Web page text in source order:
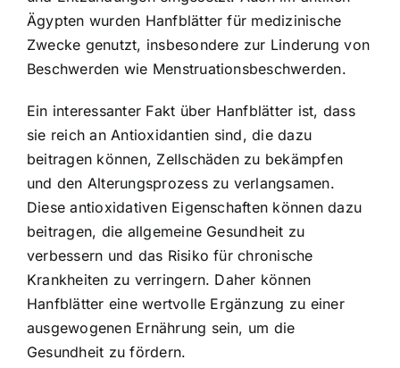
Ägypten wurden Hanfblätter für medizinische
Zwecke genutzt, insbesondere zur Linderung von
Beschwerden wie Menstruationsbeschwerden.
Ein interessanter Fakt über Hanfblätter ist, dass
sie reich an Antioxidantien sind, die dazu
beitragen können, Zellschäden zu bekämpfen
und den Alterungsprozess zu verlangsamen.
Diese antioxidativen Eigenschaften können dazu
beitragen, die allgemeine Gesundheit zu
verbessern und das Risiko für chronische
Krankheiten zu verringern. Daher können
Hanfblätter eine wertvolle Ergänzung zu einer
ausgewogenen Ernährung sein, um die
Gesundheit zu fördern.